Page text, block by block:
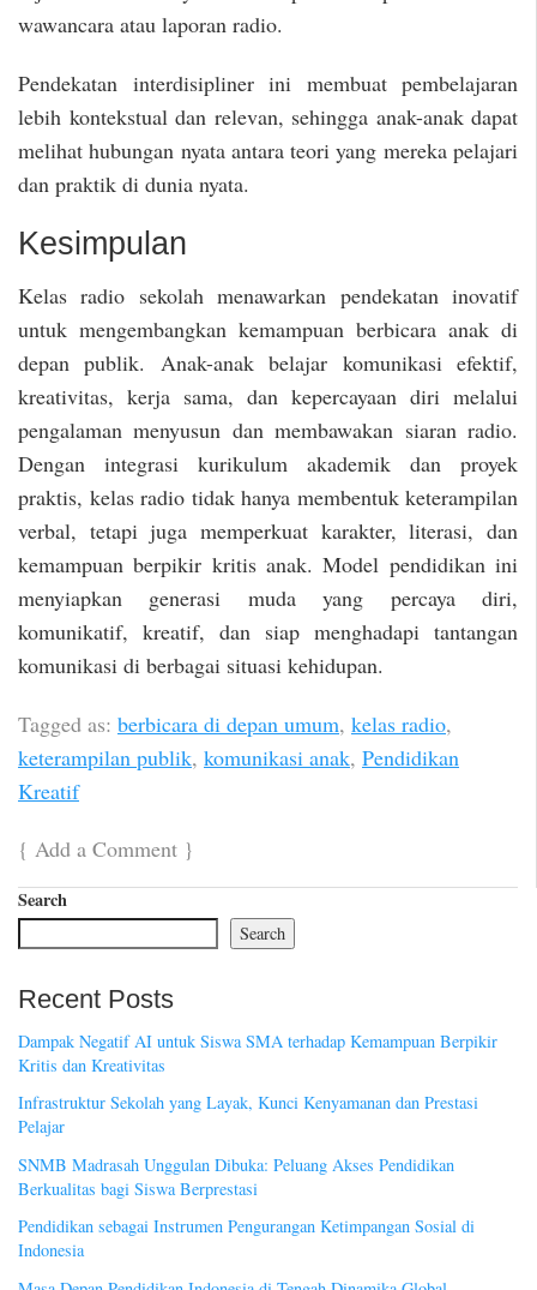
wawancara atau laporan radio.
Pendekatan interdisipliner ini membuat pembelajaran
lebih kontekstual dan relevan, sehingga anak-anak dapat
melihat hubungan nyata antara teori yang mereka pelajari
dan praktik di dunia nyata.
Kesimpulan
Kelas radio sekolah menawarkan pendekatan inovatif
untuk mengembangkan kemampuan berbicara anak di
depan publik. Anak-anak belajar komunikasi efektif,
kreativitas, kerja sama, dan kepercayaan diri melalui
pengalaman menyusun dan membawakan siaran radio.
Dengan integrasi kurikulum akademik dan proyek
praktis, kelas radio tidak hanya membentuk keterampilan
verbal, tetapi juga memperkuat karakter, literasi, dan
kemampuan berpikir kritis anak. Model pendidikan ini
menyiapkan generasi muda yang percaya diri,
komunikatif, kreatif, dan siap menghadapi tantangan
komunikasi di berbagai situasi kehidupan.
Tagged as: berbicara di depan umum, kelas radio,
keterampilan publik, komunikasi anak, Pendidikan
Kreatif
{ Add a Comment }
Search
Search
Recent Posts
Dampak Negatif AI untuk Siswa SMA terhadap Kemampuan Berpikir
Kritis dan Kreativitas
Infrastruktur Sekolah yang Layak, Kunci Kenyamanan dan Prestasi
Pelajar
SNMB Madrasah Unggulan Dibuka: Peluang Akses Pendidikan
Berkualitas bagi Siswa Berprestasi
Pendidikan sebagai Instrumen Pengurangan Ketimpangan Sosial di
Indonesia